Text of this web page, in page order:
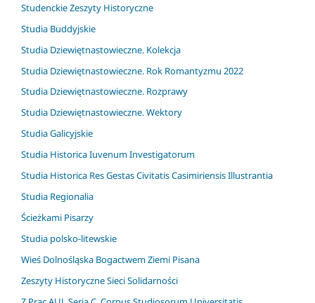
Studenckie Zeszyty Historyczne
Studia Buddyjskie
Studia Dziewiętnastowieczne. Kolekcja
Studia Dziewiętnastowieczne. Rok Romantyzmu 2022
Studia Dziewiętnastowieczne. Rozprawy
Studia Dziewiętnastowieczne. Wektory
Studia Galicyjskie
Studia Historica Iuvenum Investigatorum
Studia Historica Res Gestas Civitatis Casimiriensis Illustrantia
Studia Regionalia
Ścieżkami Pisarzy
Studia polsko-litewskie
Wieś Dolnośląska Bogactwem Ziemi Pisana
Zeszyty Historyczne Sieci Solidarności